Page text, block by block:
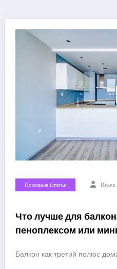
Полезные Статьи
Что лучше для
пеноплексом или
Балкон как третий полюс